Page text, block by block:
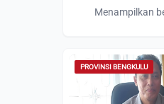
Menampilkan
PROVINSI BENGKULU